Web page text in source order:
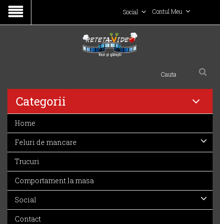
Contul Meu
Social
Categorii
Home
Feluri de mancare
Trucuri
Comportament la masa
Social
Contact